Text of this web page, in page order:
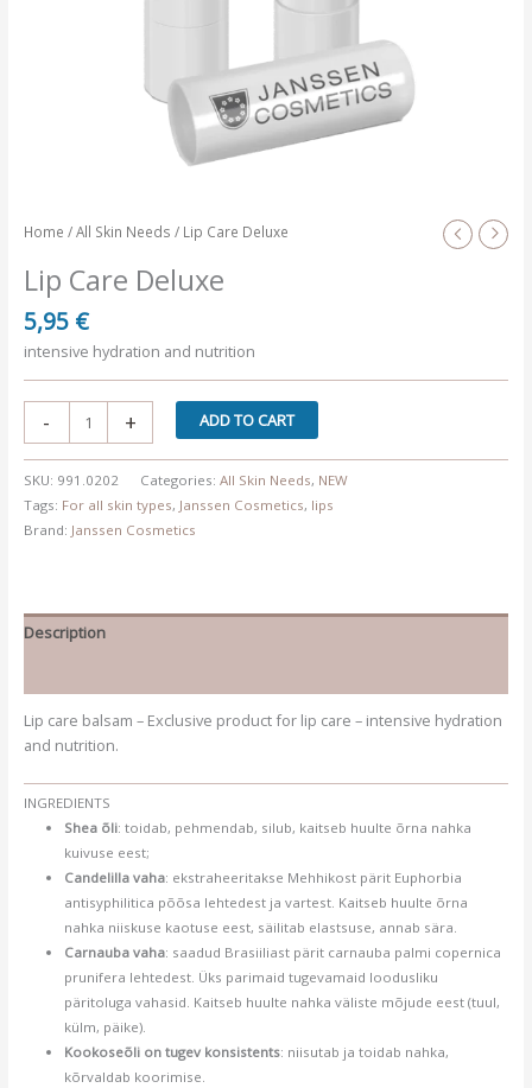
Home /All Skin Needs / Lip Care Deluxe
Lip Care Deluxe
5,95 €
intensive hydration and nutrition
-
Deluxe
quantity
+ ADD TO CART
SKU: 991.0202 Categories: All Skin Needs, NEW
Tags: For all skin types, Janssen Cosmetics, lips
Brand: Janssen Cosmetics
Description
Lip care balsam – Exclusive product for lip care – intensive hydration
and nutrition.
INGREDIENTS
Shea õli: toidab, pehmendab, silub, kaitseb huulte õrna nahka
kuivuse eest;
Candelilla vaha: ekstraheeritakse Mehhikost pärit Euphorbia
antisyphilitica põõsa lehtedest ja vartest. Kaitseb huulte õrna
nahka niiskuse kaotuse eest, säilitab elastsuse, annab sära.
Carnauba vaha: saadud Brasiiliast pärit carnauba palmi copernica
prunifera lehtedest. Üks parimaid tugevamaid loodusliku
päritoluga vahasid. Kaitseb huulte nahka väliste mõjude eest (tuul,
külm, päike).
Kookoseõli on tugev konsistents: niisutab ja toidab nahka,
kõrvaldab koorimise.